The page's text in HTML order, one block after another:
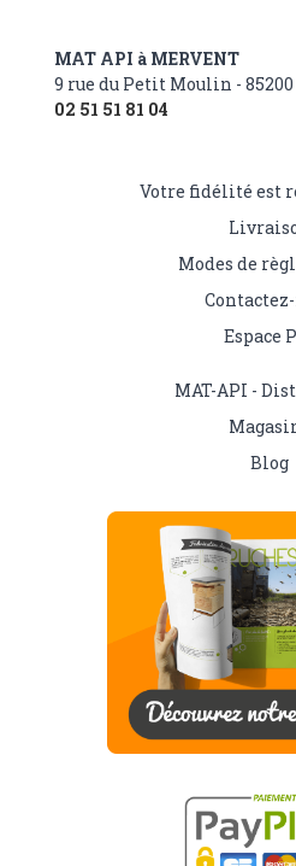
MAT API à MERVENT
9 rue du Petit Moulin - 85200
02 51 51 81 04
Votre fidélité est
Modes de
Espace
MAT-API -
Blog